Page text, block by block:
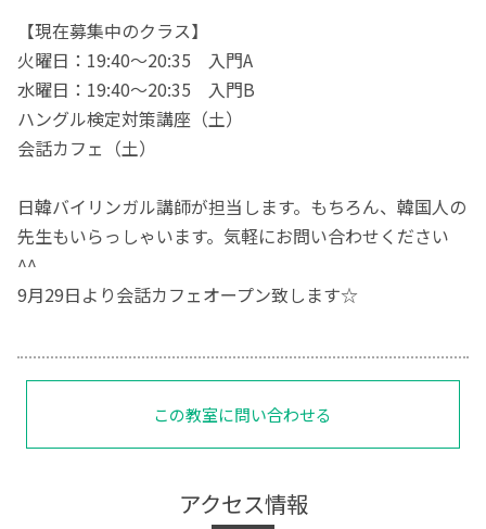
【現在募集中のクラス】
火曜日：19:40～20:35 入門A
水曜日：19:40～20:35 入門B
ハングル検定対策講座（土）
会話カフェ（土）
日韓バイリンガル講師が担当します。もちろん、韓国人の
先生もいらっしゃいます。気軽にお問い合わせください
^^
9月29日より会話カフェオープン致します☆
この教室に問い合わせる
アクセス情報